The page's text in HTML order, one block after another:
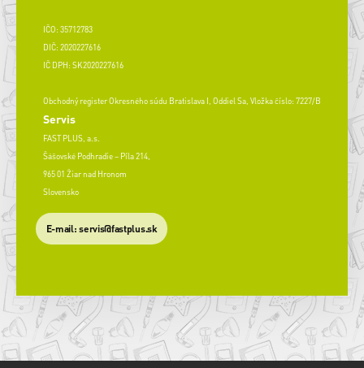
IČO: 35712783
DIČ: 2020227616
IČ DPH: SK2020227616
Obchodný register Okresného súdu Bratislava I, Oddiel Sa, Vložka číslo: 7227/B
Servis
FAST PLUS, a.s.
Šášovské Podhradie – Píla 214,
965 01 Žiar nad Hronom
Slovensko
​E-mail: servis@fastplus.sk